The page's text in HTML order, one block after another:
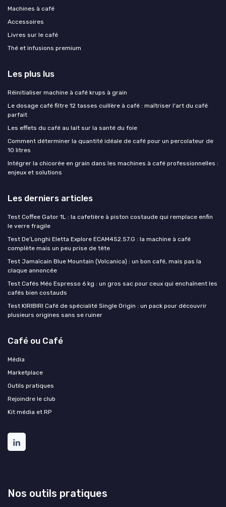
Machines à café
Accessoires
Livres sur le café
Thé et infusions premium
Les plus lus
Réinitialiser machine à café krups à grain
Le dosage café filtre 12 tasses cuillère à café : maîtriser l'art du café
parfait
Les effets du café au lait sur la santé du foie
Comment déterminer la quantité idéale de café pour un percolateur de
10 litres
Intégrer la chicorée en grain dans les machines à café professionnelles :
enjeux et solutions
Les derniers articles
Test Coffee Gator 1L : la cafetière à piston costaude qui remplace enfin
le verre fragile
Test De’Longhi Eletta Explore ECAM452.57.G : la machine à café
complète mais un peu prise de tête
Test Jamaïcain Blue Mountain (Volcanica) : un bon café, mais pas la
claque annoncée
Test Cafés Méo Espresso 6 kg : un gros sac pour ceux qui enchaînent les
cafés bien costauds
Test KIRIBIRI Café de spécialité Single Origin : un pack pour découvrir
plusieurs origines sans se ruiner
Café ou Café
Média
Marketplace
Outils pratiques
Rejoindre le club
Kit média et RP
Nos outils pratiques